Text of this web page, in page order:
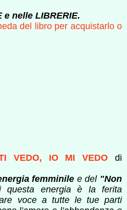
e nelle LIBRERIE.
del libro per acquistarlo o
VEDO, IO MI VEDO
di
femminile e del "Non
questa energia è la ferita
voce a tutte le tue parti